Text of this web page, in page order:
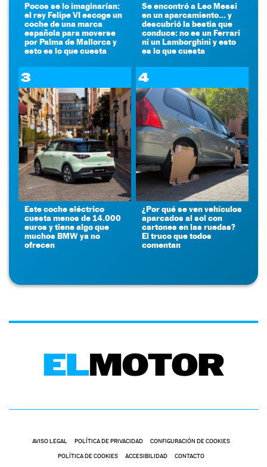
Pocos se lo imaginarían:
el rey Felipe VI escoge un
coche de una marca
española para moverse
por Palma de Mallorca y
esto es lo que cuesta
Se encontró a Leo Messi
en un aparcamiento... y
descubrió la bestia que
conduce: no es un Ferrari
ni un Lamborghini y esto
es lo que cuesta
3
Este coche eléctrico
cuesta menos de 14.000
euros y tiene algo que
muchos BMW ya no
ofrecen
4
¿Por qué se ven vehículos
aparcados al sol con
cartones en las ruedas?
El truco que todos
comentan
AVISO LEGAL POLÍTICA DE PRIVACIDAD CONFIGURACIÓN DE COOKIES
POLÍTICA DE COOKIES ACCESIBILIDAD CONTACTO